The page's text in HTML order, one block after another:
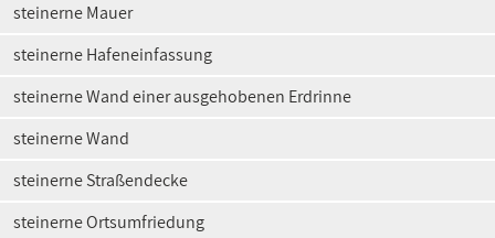
steinerne Mauer
steinerne Hafeneinfassung
steinerne Wand einer ausgehobenen Erdrinne
steinerne Wand
steinerne Straßendecke
steinerne Ortsumfriedung